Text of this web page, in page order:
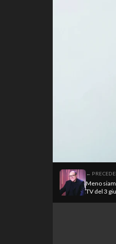
←
Meno
TV del 3